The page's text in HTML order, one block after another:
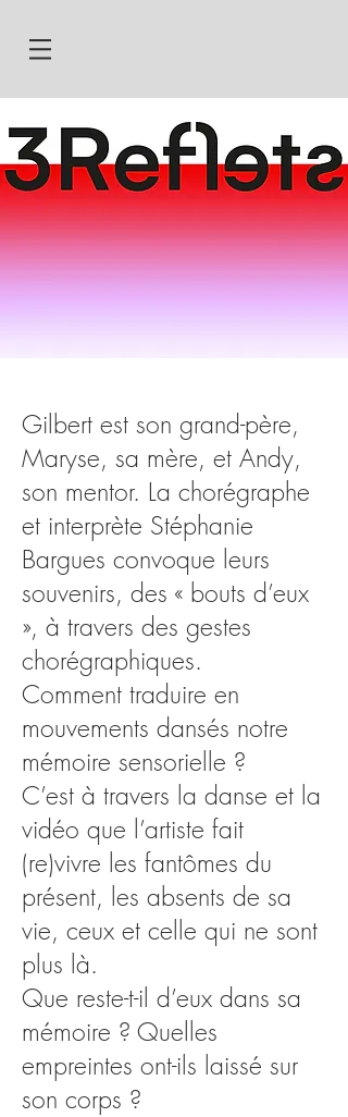
Gilbert est son grand-père,
Maryse, sa mère, et Andy,
son mentor. La chorégraphe
et interprète Stéphanie
Bargues convoque leurs
souvenirs, des « bouts d’eux
», à travers des gestes
chorégraphiques.
Comment traduire en
mouvements dansés notre
mémoire sensorielle ?
C’est à travers la danse et la
vidéo que l’artiste fait
(re)vivre les fantômes du
présent, les absents de sa
vie, ceux et celle qui ne sont
plus là.
Que reste-t-il d’eux dans sa
mémoire ? Quelles
empreintes ont-ils laissé sur
son corps ?